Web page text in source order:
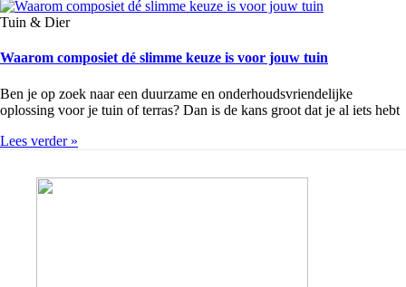
Tuin & Dier
Waarom composiet dé slimme keuze is voor jouw tuin
Ben je op zoek naar een duurzame en onderhoudsvriendelijke
oplossing voor je tuin of terras? Dan is de kans groot dat je al iets hebt
Lees verder »